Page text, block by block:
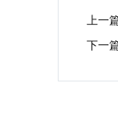
上一
下一